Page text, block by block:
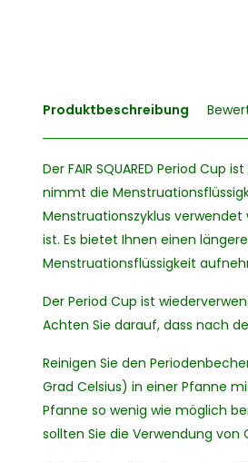
Produktbeschreibung
Der FAIR SQUARED Period
nimmt die
Menstruationszyklus
ist. Es bietet Ihnen einen
Menstruationsflüssigkeit
Der Period Cup ist
Achten Sie darauf, dass nach
Reinigen Sie den
Grad Celsius) in einer Pfanne
Pfanne so wenig wie möglich
sollten Sie die Verwendung von